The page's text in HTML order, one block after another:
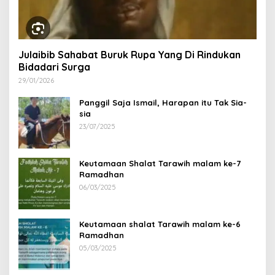
Julaibib Sahabat Buruk Rupa Yang Di Rindukan
Bidadari Surga
29/01/2026
Panggil Saja Ismail, Harapan itu Tak Sia-
sia
23/07/2025
Keutamaan Shalat Tarawih malam ke-7
Ramadhan
06/03/2025
Keutamaan shalat Tarawih malam ke-6
Ramadhan
05/03/2025